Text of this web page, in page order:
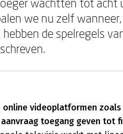
we nu zelf
de spelregels
videoplatformen zoals
toegang geven tot